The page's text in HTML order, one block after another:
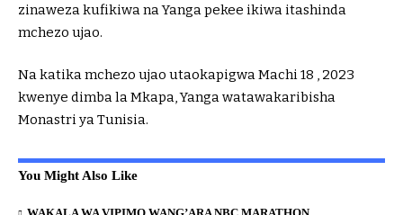
zinaweza kufikiwa na Yanga pekee ikiwa itashinda
mchezo ujao.
Na katika mchezo ujao utaokapigwa Machi 18 , 2023
kwenye dimba la Mkapa, Yanga watawakaribisha
Monastri ya Tunisia.
You Might Also Like